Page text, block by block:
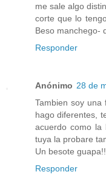
me sale algo
corte que lo
Beso manchego-
Responder
Anónimo 28 de
Tambien soy
hago diferentes,
acuerdo como la
tuya la probare
Un besote
Responder